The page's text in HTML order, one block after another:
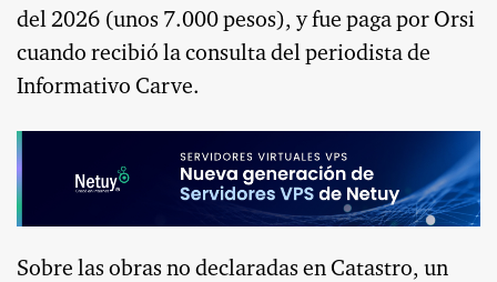
del 2026 (unos 7.000 pesos), y fue paga por Orsi
cuando recibió la consulta del periodista de
Informativo Carve.
Sobre las obras no declaradas en Catastro, un